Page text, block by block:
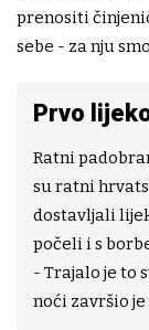
prenositi
sebe - za nju
Prvo
Ratni
su ratni
dostavljali
počeli i s
- Trajalo je to
noći završio